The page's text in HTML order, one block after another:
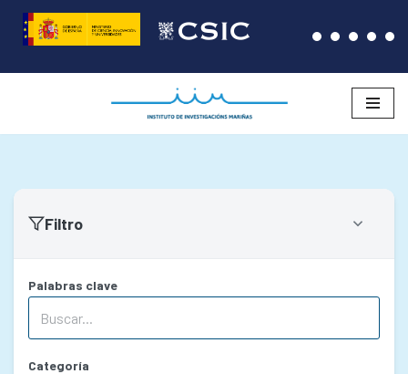
Saltar
ao
Filtro
Palabras clave
Categoría